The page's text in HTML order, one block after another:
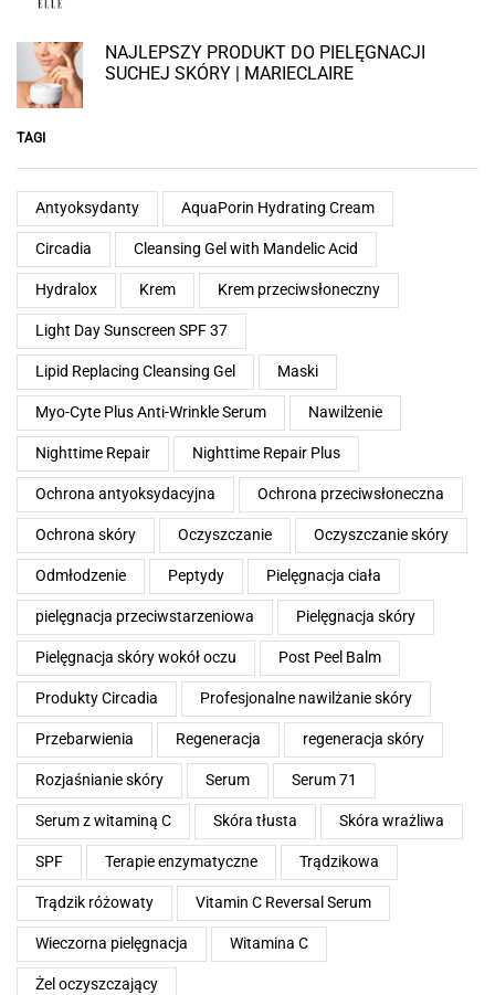
NAJLEPSZY PRODUKT DO PIELĘGNACJI
SUCHEJ SKÓRY | MARIECLAIRE
TAGI
Antyoksydanty AquaPorin Hydrating Cream
Circadia Cleansing Gel with Mandelic Acid
Hydralox Krem Krem przeciwsłoneczny
Light Day Sunscreen SPF 37
Lipid Replacing Cleansing Gel Maski
Myo-Cyte Plus Anti-Wrinkle Serum Nawilżenie
Nighttime Repair Nighttime Repair Plus
Ochrona antyoksydacyjna Ochrona przeciwsłoneczna
Ochrona skóry Oczyszczanie Oczyszczanie skóry
Odmłodzenie Peptydy Pielęgnacja ciała
pielęgnacja przeciwstarzeniowa Pielęgnacja skóry
Pielęgnacja skóry wokół oczu Post Peel Balm
Produkty Circadia Profesjonalne nawilżanie skóry
Przebarwienia Regeneracja regeneracja skóry
Rozjaśnianie skóry Serum Serum 71
Serum z witaminą C Skóra tłusta Skóra wrażliwa
SPF Terapie enzymatyczne Trądzikowa
Trądzik różowaty Vitamin C Reversal Serum
Wieczorna pielęgnacja Witamina C
Żel oczyszczający